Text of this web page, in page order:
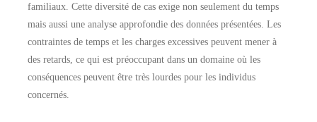
familiaux. Cette diversité de cas exige non seulement du temps
mais aussi une analyse approfondie des données présentées. Les
contraintes de temps et les charges excessives peuvent mener à
des retards, ce qui est préoccupant dans un domaine où les
conséquences peuvent être très lourdes pour les individus
concernés.